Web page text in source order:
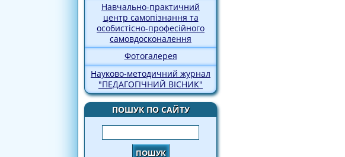
Навчально-практичний
центр самопізнання та
особистісно-професійного
самовдосконалення
Фотогалерея
Науково-методичний журнал
"ПЕДАГОГІЧНИЙ ВІСНИК"
ПОШУК ПО САЙТУ
Пошук